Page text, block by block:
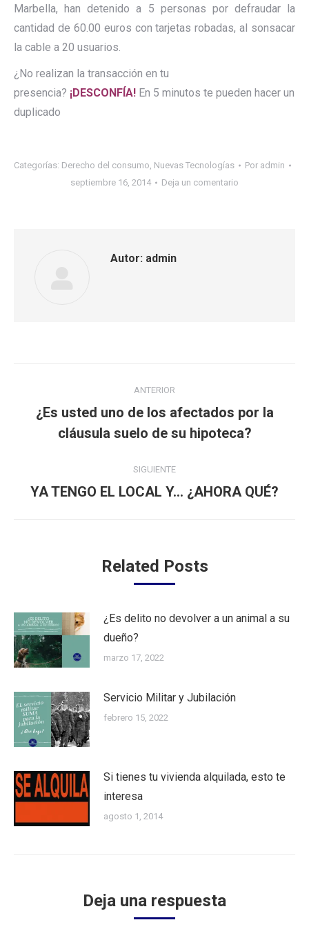
Marbella, han detenido a 5 personas por defraudar la
cantidad de 60.00 euros con tarjetas robadas, al sonsacar
la cable a 20 usuarios.
¿No realizan la transacción en tu
presencia? ¡DESCONFÍA! En 5 minutos te pueden hacer un
duplicado
Categorías: Derecho del consumo, Nuevas Tecnologías Por admin
septiembre 16, 2014
Deja un comentario
Autor: admin
entre
publicaciones
ANTERIOR
Publicación
anterior:
¿Es usted uno de los afectados por la
cláusula suelo de su hipoteca?
SIGUIENTE
Publicación
YA TENGO EL LOCAL Y… ¿AHORA QUÉ?
Related Posts
¿Es delito no devolver a un animal a su
dueño?
marzo 17, 2022
Servicio Militar y Jubilación
febrero 15, 2022
Si tienes tu vivienda alquilada, esto te
interesa
agosto 1, 2014
Deja una respuesta